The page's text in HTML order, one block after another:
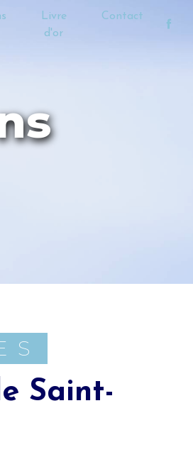
Livre
d'or
Contact